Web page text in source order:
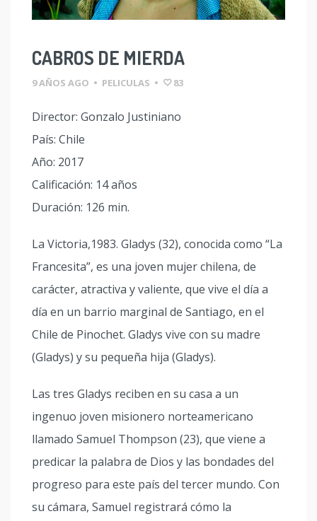
CABROS DE MIERDA
9 AÑOS AGO • PELICULAS • 83
Director: Gonzalo Justiniano
País: Chile
Año: 2017
Calificación: 14 años
Duración: 126 min.
La Victoria,1983. Gladys (32), conocida como “La
Francesita”, es una joven mujer chilena, de
carácter, atractiva y valiente, que vive el día a
día en un barrio marginal de Santiago, en el
Chile de Pinochet. Gladys vive con su madre
(Gladys) y su pequeña hija (Gladys).
Las tres Gladys reciben en su casa a un
ingenuo joven misionero norteamericano
llamado Samuel Thompson (23), que viene a
predicar la palabra de Dios y las bondades del
progreso para este país del tercer mundo. Con
su cámara, Samuel registrará cómo la